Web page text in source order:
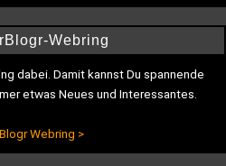
Webring
dabei. Damit kannst Du spannende
etwas Neues und Interessantes.
Webring >